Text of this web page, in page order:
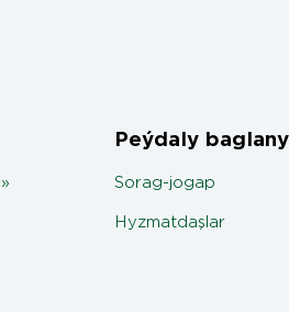
Peýdaly
Sorag-jogap
Hyzmatdaşlar